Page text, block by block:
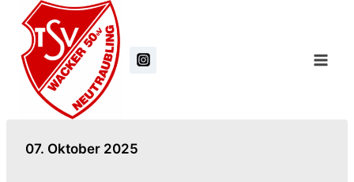
Inhalt
springen
07. Oktober 2025